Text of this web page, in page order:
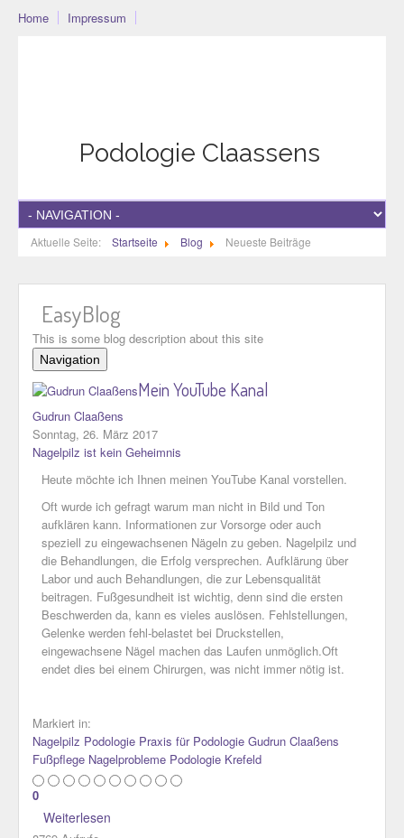
Home Impressum
Podologie Claassens
Aktuelle Seite: Startseite Blog Neueste Beiträge
EasyBlog
This is some blog description about this site
Navigation
Kategorien
Tags
Autoren
Team-Blogs
Kalender
Updates abonnieren
Feed abonnieren
Login
Mein YouTube Kanal
Gudrun Claaßens
Sonntag, 26. März 2017
Nagelpilz ist kein Geheimnis
Heute möchte ich Ihnen meinen YouTube Kanal vorstellen.
Oft wurde ich gefragt warum man nicht in Bild und Ton
aufklären kann. Informationen zur Vorsorge oder auch
speziell zu eingewachsenen Nägeln zu geben. Nagelpilz und
die Behandlungen, die Erfolg versprechen. Aufklärung über
Labor und auch Behandlungen, die zur Lebensqualität
beitragen. Fußgesundheit ist wichtig, denn sind die ersten
Beschwerden da, kann es vieles auslösen. Fehlstellungen,
Gelenke werden fehl-belastet bei Druckstellen,
eingewachsene Nägel machen das Laufen unmöglich.Oft
endet dies bei einem Chirurgen, was nicht immer nötig ist.
Markiert in:
Nagelpilz Podologie Praxis für Podologie Gudrun Claaßens
Fußpflege Nagelprobleme Podologie Krefeld
0
Weiterlesen